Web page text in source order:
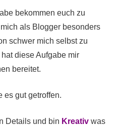
bekommen euch zu
als Blogger besonders
schwer mich selbst zu
diese Aufgabe mir
bereitet.
es gut getroffen.
Details und bin Kreativwas